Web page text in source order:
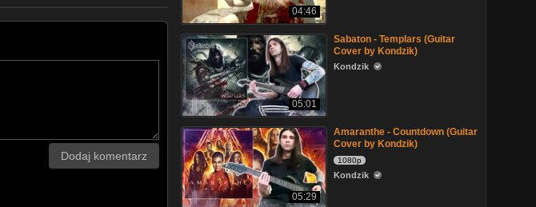
Dodaj komentarz
04:46
05:01
Sabaton - Templars (Guitar
Cover by Kondzik)
Kondzik
05:29
Amaranthe - Countdown (Guitar
Cover by Kondzik)
1080p
Kondzik